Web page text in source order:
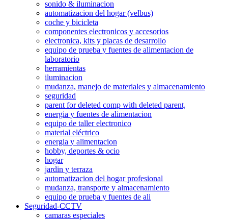
sonido & iluminacion
automatizacion del hogar (velbus)
coche y bicicleta
componentes electronicos y accesorios
electronica, kits y placas de desarrollo
equipo de prueba y fuentes de alimentacion de
laboratorio
herramientas
iluminacion
mudanza, manejo de materiales y almacenamiento
seguridad
parent for deleted comp with deleted parent,
energia y fuentes de alimentacion
equipo de taller electronico
material eléctrico
energia y alimentacion
hobby, deportes & ocio
hogar
jardin y terraza
automatizacion del hogar profesional
mudanza, transporte y almacenamiento
equipo de prueba y fuentes de ali
Seguridad-CCTV
camaras especiales